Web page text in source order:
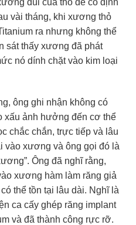
đùi của thỏ để cố định
vài tháng, khi xương thỏ
ra nhưng không thể
sát thấy xương đã phát
nó dính chặt vào kim loại
ông ghi nhận không có
xấu ảnh hưởng đến cơ thể
chắc chắn, trực tiếp và lâu
vào xương và ông gọi đó là
Ông đã nghĩ rằng,
xương hàm làm răng giả
thể tồn tại lâu dài. Nghĩ là
ca cấy ghép răng implant
và đã thành công rực rỡ.